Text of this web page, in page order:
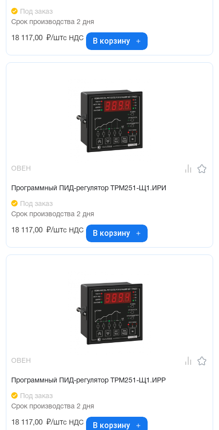
Под заказ
Срок производства 2 дня
18 117,00 ₽/штс НДС В корзину
ОВЕН
Программный ПИД-регулятор ТРМ251-Щ1.ИРИ
Под заказ
Срок производства 2 дня
18 117,00 ₽/штс НДС В корзину
ОВЕН
Программный ПИД-регулятор ТРМ251-Щ1.ИРР
Под заказ
Срок производства 2 дня
18 117,00 ₽/штс НДС В корзину